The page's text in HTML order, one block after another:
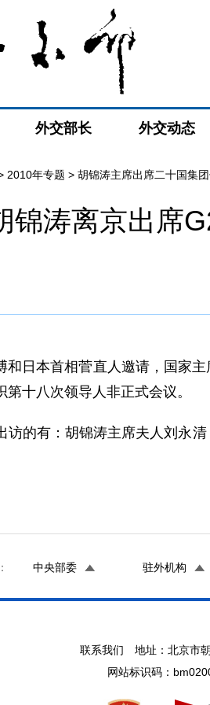
外交部长 外交动态
2010年专题 > 胡锦涛主席出席二十国集
锦涛离京出席
本首相菅直人邀请，国家主
十八次领导人非正式会议。
有：胡锦涛主席夫人刘永清
中央部委 驻外机构
联系我们 地址：北京市
网站标识码：